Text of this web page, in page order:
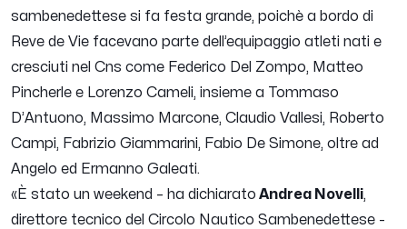
sambenedettese si fa festa grande, poichè a bordo di
Reve de Vie facevano parte dell’equipaggio atleti nati e
cresciuti nel Cns come Federico Del Zompo, Matteo
Pincherle e Lorenzo Cameli, insieme a Tommaso
D’Antuono, Massimo Marcone, Claudio Vallesi, Roberto
Campi, Fabrizio Giammarini, Fabio De Simone, oltre ad
Angelo ed Ermanno Galeati.
«È stato un weekend – ha dichiarato Andrea Novelli,
direttore tecnico del Circolo Nautico Sambenedettese -